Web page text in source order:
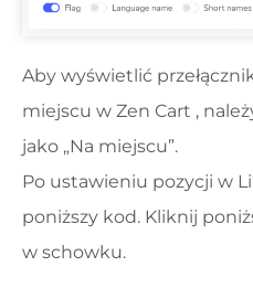
Aby wyświetlić
miejscu w Zen Cart ,
jako „Na miejscu”.
Po ustawieniu pozycji w
poniższy kod. Kliknij
w schowku.